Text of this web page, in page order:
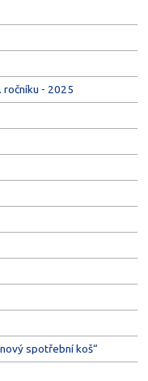
ročníku - 2025
spotřební koš“